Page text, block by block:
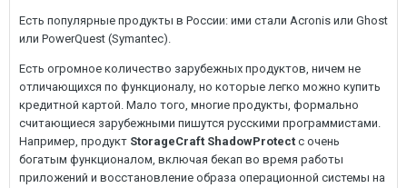
Есть популярные продукты в России: ими стали Acronis или Ghost
или PowerQuest (Symantec).
Есть огромное количество зарубежных продуктов, ничем не
отличающихся по функционалу, но которые легко можно купить
кредитной картой. Мало того, многие продукты, формально
считающиеся зарубежными пишутся русскими программистами.
Например, продукт StorageCraft ShadowProtect с очень
богатым функционалом, включая бекап во время работы
приложений и восстановление образа операционной системы на